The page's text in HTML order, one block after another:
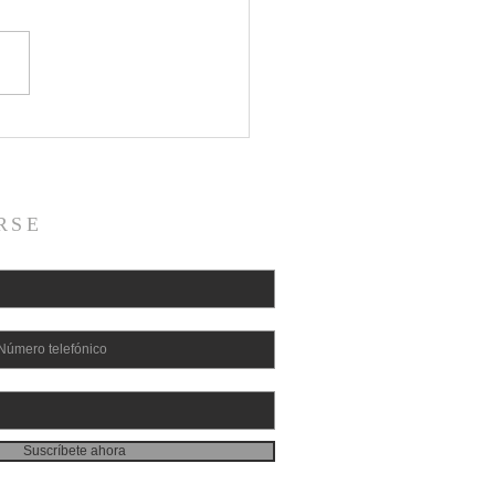
y paz
Suscríbete ahora